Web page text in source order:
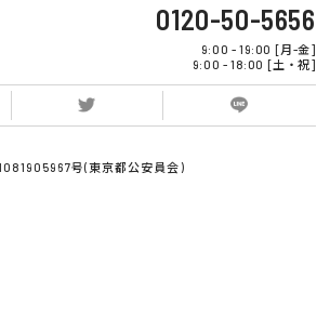
0120-50-5656
9:00 - 19:00 [月-金]
9:00 - 18:00 [土・祝]
号(東京都公安員会)